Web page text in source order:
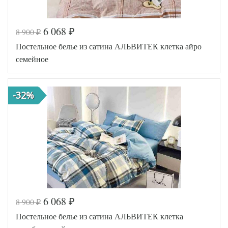
Код товара
575-244
Артикул
AL200092
Ткань
Размер
145х215
Размер
простыни
220х240
50х70
(2шт),
70х70
(2шт)
Производитель АльВиТек
(Россия)
Код товара
576-572
Артикул
AL200092
8 900₽ 6 068 ₽
Постельное белье из сатина АЛЬВИТЕК клетка айро
семейное
-32%
8 900₽ 6 068 ₽
Постельное белье из сатина АЛЬВИТЕК клетка